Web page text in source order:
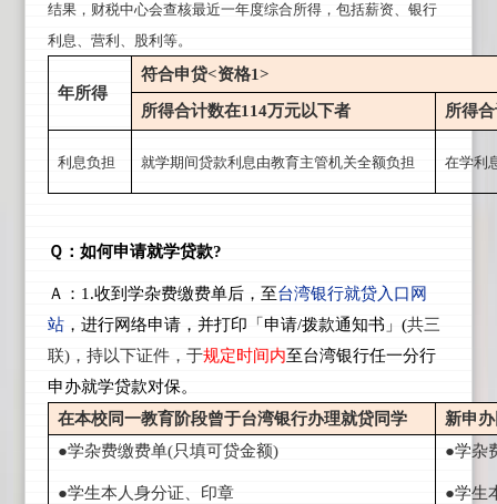
结果，财税中心会查核最近一年度综合所得，包括薪资、银行
利息、营利、股利等。
年所得
符合申贷<资格1>
所得合计数在114万元以下者 所得
利息负担 就学期间贷款利息由教育主管机关全额负担 在学利
Ｑ：如何申请就学贷款?
Ａ：1.收到学杂费缴费单后，至台湾银行就贷入口网
站 ，进行网络申请，并打印「申请/拨款通知书」(共三
联)，持以下证件，于规定时间内至台湾银行任一分行
申办就学贷款对保。
在本校同一教育阶段曾于台湾银行办理就贷同学
新申
●学杂费缴费单(只填可贷金额)
●学生本人身分证、印章
●学杂
●学生